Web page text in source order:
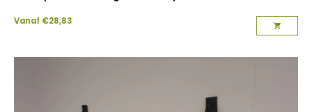
Vanaf €28,83